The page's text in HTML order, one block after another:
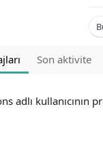
Son aktivite
adlı kullanıcının